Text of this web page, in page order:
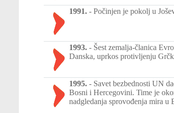
1991. - Počinjen je pokolj u
1993. - Šest zemalja-članica
Danska, uprkos protivljenju
1995. - Savet bezbednosti UN
Bosni i Hercegovini. Time je
nadgledanja sprovođenja mira u